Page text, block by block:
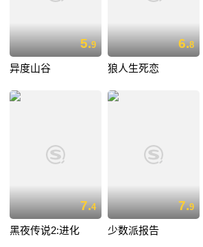
5.9
异度山谷
6.8
狼人生死恋
7.4
黑夜传说2:进化
7.9
少数派报告